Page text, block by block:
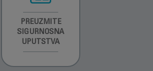
PREUZMITE
SIGURNOSNA
UPUTSTVA